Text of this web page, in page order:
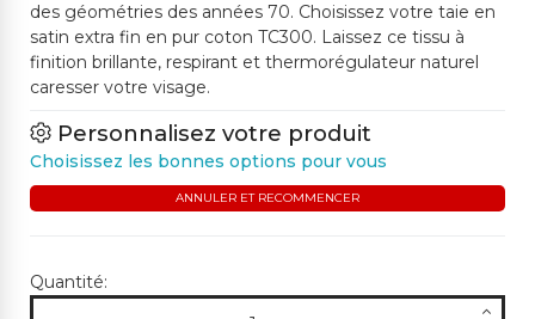
des géométries des années 70. Choisissez votre taie en
satin extra fin en pur coton TC300. Laissez ce tissu à
finition brillante, respirant et thermorégulateur naturel
caresser votre visage.
Personnalisez votre produit
Choisissez les bonnes options pour vous
ANNULER ET RECOMMENCER
Quantité: